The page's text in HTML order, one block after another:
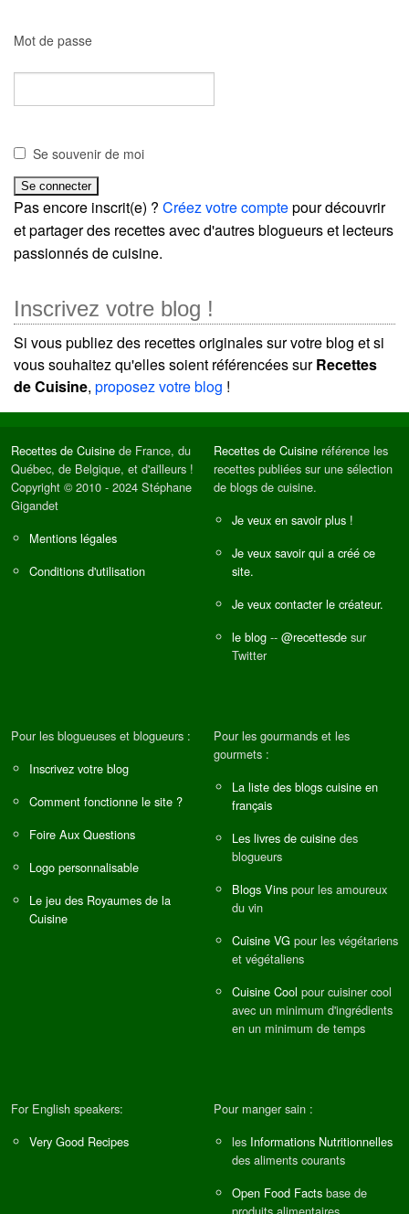
Mot de passe
Se souvenir de moi
Pas encore inscrit(e) ? Créez votre comptepour découvrir
et partager des recettes avec d'autres blogueurs et lecteurs
passionnés de cuisine.
Inscrivez votre blog !
Si vous publiez des recettes originales sur votre blog et si
vous souhaitez qu'elles soient référencées surRecettes
de Cuisine, proposez votre blog !
Recettes de Cuisine de France, du
Québec, de Belgique, et d'ailleurs !
Copyright © 2010 - 2024 Stéphane
Gigandet
Mentions légales
Conditions d'utilisation
Recettes de Cuisine référence les
recettes publiées sur une sélection
de blogs de cuisine.
Je veux en savoir plus !
Je veux savoir qui a créé ce
site.
Je veux contacter le créateur.
le blog -- @recettesde sur
Twitter
Pour les blogueuses et blogueurs :
Inscrivez votre blog
Comment fonctionne le site ?
Foire Aux Questions
Logo personnalisable
Le jeu des Royaumes de la
Cuisine
Pour les gourmands et les
gourmets :
La liste des blogs cuisine en
français
Les livres de cuisine des
blogueurs
Blogs Vins pour les amoureux
du vin
Cuisine VG pour les végétariens
et végétaliens
Cuisine Cool pour cuisiner cool
avec un minimum d'ingrédients
en un minimum de temps
For English speakers:
Very Good Recipes
Pour manger sain :
les Informations Nutritionnelles
des aliments courants
Open Food Facts base de